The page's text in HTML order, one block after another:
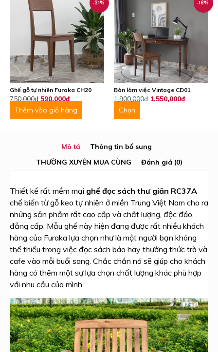
-21%
Ghế gỗ tự nhiên Furaka CH20
750,000₫ Giá
gốc
là:
590,000₫Giá
hiện
tại
590,000₫.
Thêm vào giỏ hàng
-18%
Bàn làm việc Vintage CD01
1,900,000₫ 1,550,000₫
Chọn
Mô tả
Thông tin bổ sung
THƯỜNG XUYÊN MUA CÙNG
Đánh giá (0)
Thiết kế rất mềm mại ghế đọc sách thư giãn RC37A
chế biến từ gỗ keo tự nhiên ở miền Trung Việt Nam cho ra
những sản phẩm rất cao cấp và chất lượng, độc đáo,
đẳng cấp. Mẫu ghế này hiện đang được rất nhiều khách
hàng của Furaka lựa chọn như là một người bạn không
thể thiếu trong việc đọc sách báo hay thưởng thức trà và
cafe vào mỗi buổi sang. Chắc chắn nó sẽ giúp cho khách
hàng có thêm một sự lựa chọn chất lượng khác phù hợp
với nhu cầu của mình.